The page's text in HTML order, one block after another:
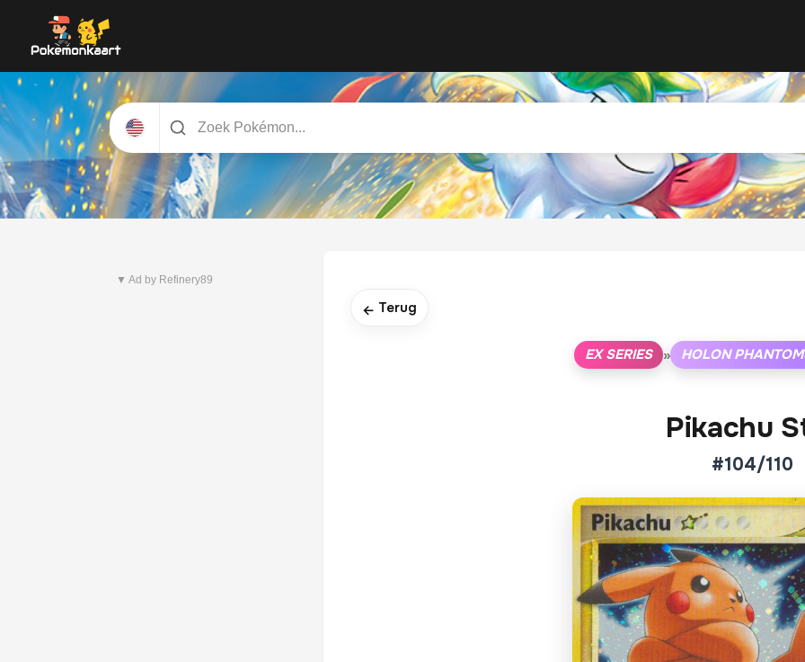
Pitch Black
▼ Ad by Refinery89
← Terug
EX SERIES » HOLON
Pikachu
#104/110